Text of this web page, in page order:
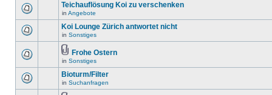
Teichauflösung Koi zu verschenken
in Angebote
Koi Lounge Zürich antwortet nicht
in Sonstiges
Frohe Ostern
in Sonstiges
Bioturm/Filter
in Suchanfragen